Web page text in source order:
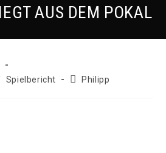
AUS DEM POKAL
Spielbericht
Beitrags-
Philipp